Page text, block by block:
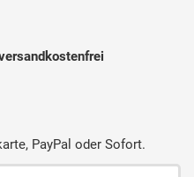
PayPal oder Sofort.